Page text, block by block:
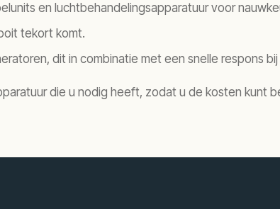
en luchtbehandelingsapparatuur voor
tekort komt.
dit in combinatie met een snelle respons
die u nodig heeft, zodat u de kosten kunt